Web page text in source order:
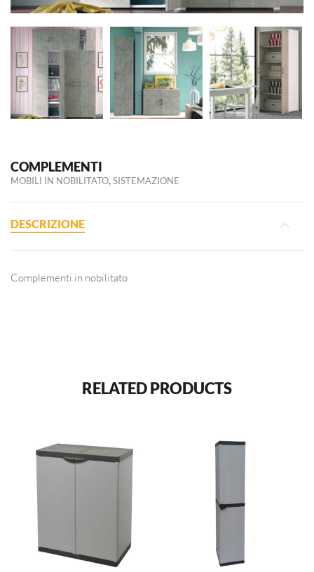
COMPLEMENTI
MOBILI IN NOBILITATO,SISTEMAZIONE
DESCRIZIONE
Complementi in nobilitato
RELATED PRODUCTS